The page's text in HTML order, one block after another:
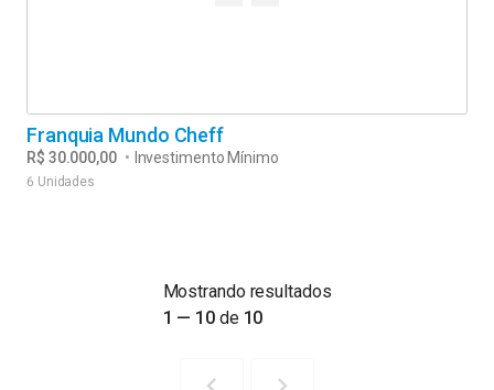
R$ 30.000,00 • Investimento Mínimo
Franquia Mundo Cheff
6 Unidades
Mostrando resultados
1 — 10 de 10